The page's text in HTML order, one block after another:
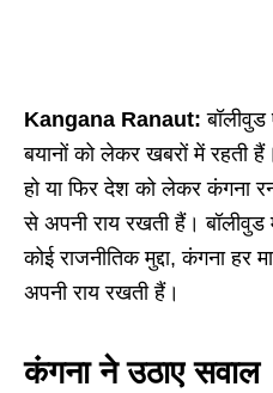
Kangana Ranaut:
बयानों को लेकर खबरों में रहती
हो या फिर देश को लेकर कंगना
से अपनी राय रखती हैं। बॉलीवुड
कोई राजनीतिक मुद्दा, कंगना हर
अपनी राय रखती हैं।
कंगना ने उठाए सवाल